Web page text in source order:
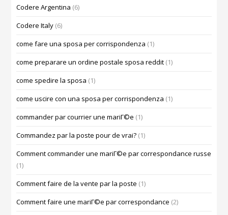
Codere Argentina (6)
Codere Italy (6)
come fare una sposa per corrispondenza (1)
come preparare un ordine postale sposa reddit (1)
come spedire la sposa (1)
come uscire con una sposa per corrispondenza (1)
commander par courrier une mariГ©e (1)
Commandez par la poste pour de vrai? (1)
Comment commander une mariГ©e par correspondance russe
(1)
Comment faire de la vente par la poste (1)
Comment faire une mariГ©e par correspondance (2)